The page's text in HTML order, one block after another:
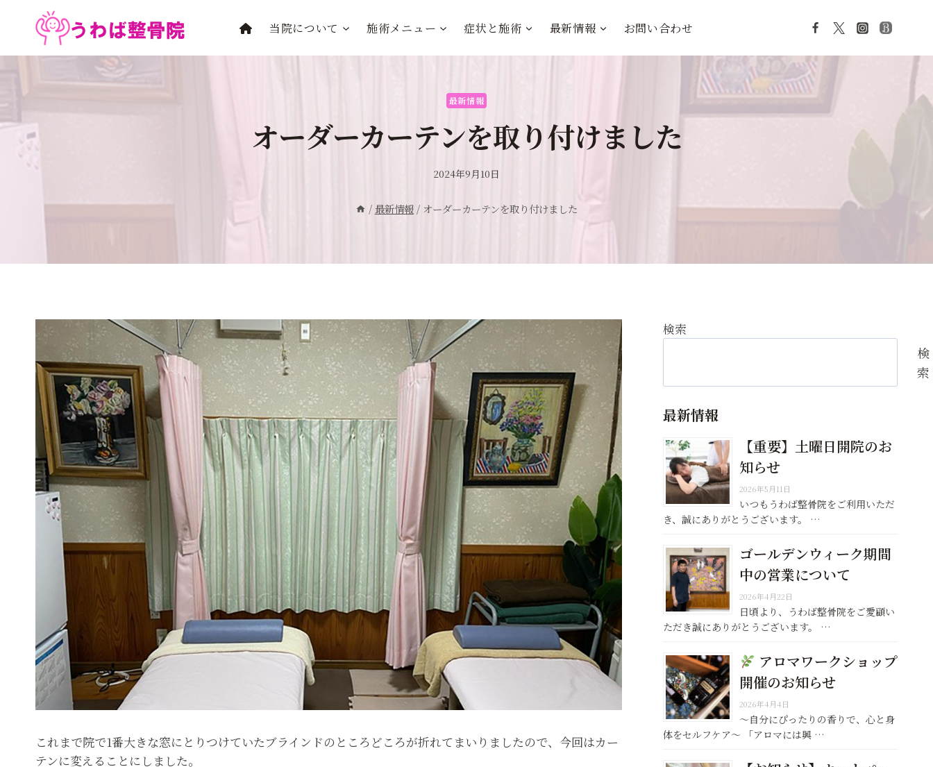
プ
当院について 施術メニュー 症状と施術 最新情報 お問い合わせ
最新情報
オーダーカーテンを取り付けました
2024年9月10日
/ 最新情報 / オーダーカーテンを取り付けました
これまで院で1番大きな窓にとりつけていたブラインドのところどころが折れてまいりましたので、今回はカー
テンに変えることにしました。
検索
検
索
最新情報
【重要】土曜日開院のお
知らせ
2026年5月11日
いつもうわば整骨院をご利用いただ
き、誠にありがとうございます。 …
ゴールデンウィーク期間
中の営業について
2026年4月22日
日頃より、うわば整骨院をご愛顧い
ただき誠にありがとうございます。 …
アロマワークショップ
開催のお知らせ
2026年4月4日
〜自分にぴったりの香りで、心と身
体をセルフケア〜 「アロマには興 …